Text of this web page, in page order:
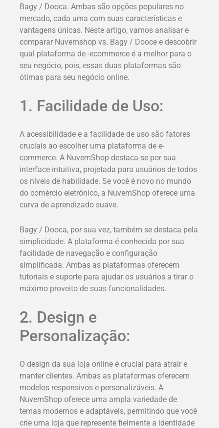
Bagy / Dooca. Ambas são opções populares no
mercado, cada uma com suas características e
vantagens únicas. Neste artigo, vamos analisar e
comparar Nuvemshop vs. Bagy / Dooce e descobrir
qual plataforma de -ecommerce é a melhor para o
seu negócio, pois, essas duas plataformas são
ótimas para seu negócio online.
1. Facilidade de Uso:
A acessibilidade e a facilidade de uso são fatores
cruciais ao escolher uma plataforma de e-
commerce. A NuvemShop destaca-se por sua
interface intuitiva, projetada para usuários de todos
os níveis de habilidade. Se você é novo no mundo
do comércio eletrônico, a NuvemShop oferece uma
curva de aprendizado suave.
Bagy / Dooca, por sua vez, também se destaca pela
simplicidade. A plataforma é conhecida por sua
facilidade de navegação e configuração
simplificada. Ambas as plataformas oferecem
tutoriais e suporte para ajudar os usuários a tirar o
máximo proveito de suas funcionalidades.
2. Design e
Personalização:
O design da sua loja online é crucial para atrair e
manter clientes. Ambas as plataformas oferecem
modelos responsivos e personalizáveis. A
NuvemShop oferece uma ampla variedade de
temas modernos e adaptáveis, permitindo que você
crie uma loja que represente fielmente a identidade